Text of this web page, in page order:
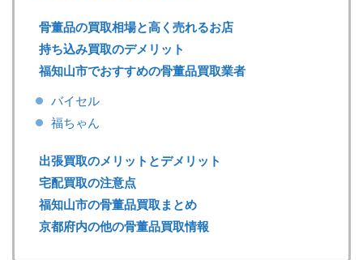
骨董品の買取相場と高く売れるお店
持ち込み買取のデメリット
福知山市でおすすめの骨董品買取業者
バイセル
福ちゃん
出張買取のメリットとデメリット
宅配買取の注意点
福知山市の骨董品買取まとめ
京都府内の他の骨董品買取情報